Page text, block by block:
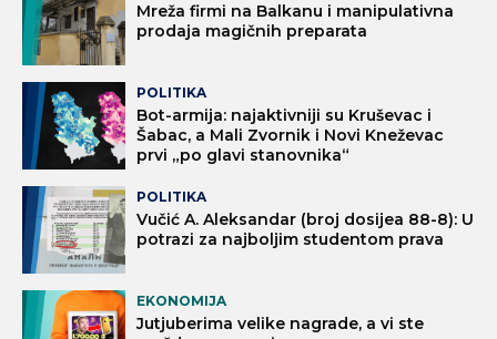
Mreža firmi na Balkanu i manipulativna
prodaja magičnih preparata
POLITIKA
Bot-armija: najaktivniji su Kruševac i
Šabac, a Mali Zvornik i Novi Kneževac
prvi „po glavi stanovnika“
POLITIKA
Vučić A. Aleksandar (broj dosijea 88-8): U
potrazi za najboljim studentom prava
EKONOMIJA
Jutjuberima velike nagrade, a vi ste